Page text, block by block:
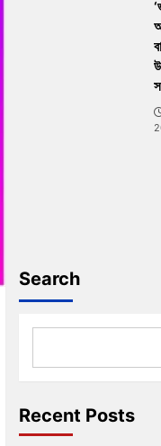
Search
Recent Posts